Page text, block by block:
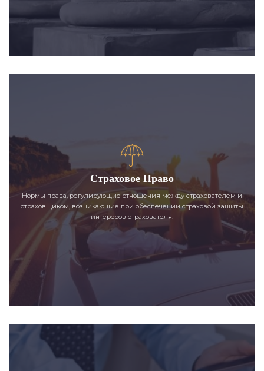
Страховое Право
Нормы права, регулирующие отношения между страхователем и
страховщиком, возникающие при обеспечении страховой защиты
интересов страхователя.